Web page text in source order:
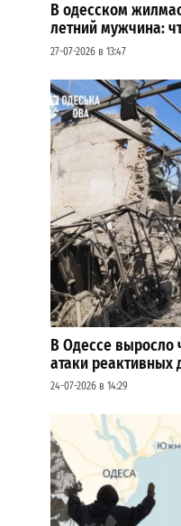
В одесском
летний мужчина:
27-07-2026 в 13:47
В Одессе выросло
атаки реактивных
24-07-2026 в 14:29